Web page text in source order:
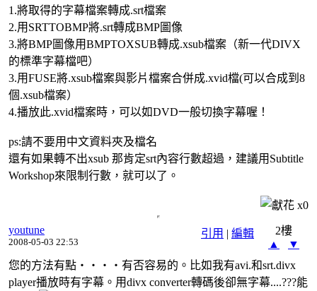
1.將取得的字幕檔案轉成.srt檔案
2.用SRTTOBMP將.srt轉成BMP圖像
3.將BMP圖像用BMPTOXSUB轉成.xsub檔案（新一代DIVX
的標準字幕檔吧）
3.用FUSE將.xsub檔案與影片檔案合併成.xvid檔(可以合成到8
個.xsub檔案）
4.播放此.xvid檔案時，可以如DVD一般切換字幕喔！
ps:請不要用中文資料夾及檔名
還有如果轉不出xsub 那肯定srt內容行數超過，建議用Subtitle
Workshop來限制行數，就可以了。
x0
引用 | 編輯
youtune
2008-05-03 22:53
2樓
▲
▼
您的方法有點‧‧‧‧有否容易的。比如我有avi.和srt.divx
player播放時有字幕。用divx converter轉碼後卻無字幕....???能